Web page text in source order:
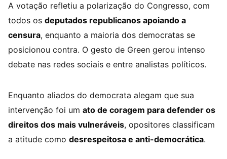
A votação refletiu a polarização do Congresso, com
todos os deputados republicanos apoiando a
censura, enquanto a maioria dos democratas se
posicionou contra. O gesto de Green gerou intenso
debate nas redes sociais e entre analistas políticos.
Enquanto aliados do democrata alegam que sua
intervenção foi um ato de coragem para defender os
direitos dos mais vulneráveis, opositores classificam
a atitude como desrespeitosa e anti-democrática.